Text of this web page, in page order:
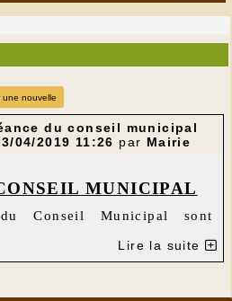
une nouvelle
du conseil municipal
04/2019 11:26 par Mairie
MUNICIPAL
Conseil Municipal sont
dans la salle du Conseil
Lire la suite